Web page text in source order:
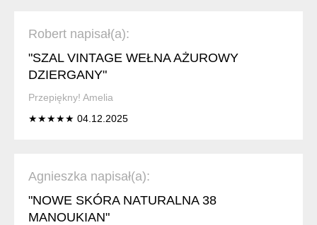
Robert napisał(a):
"SZAL VINTAGE WEŁNA AŻUROWY
DZIERGANY"
Przepiękny! Amelia
★★★★★ 04.12.2025
Agnieszka napisał(a):
"NOWE SKÓRA NATURALNA 38
MANOUKIAN"